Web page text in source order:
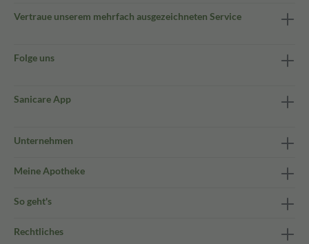
Vertraue unserem mehrfach ausgezeichneten Service
Folge uns
Sanicare App
Unternehmen
Meine Apotheke
So geht's
Rechtliches